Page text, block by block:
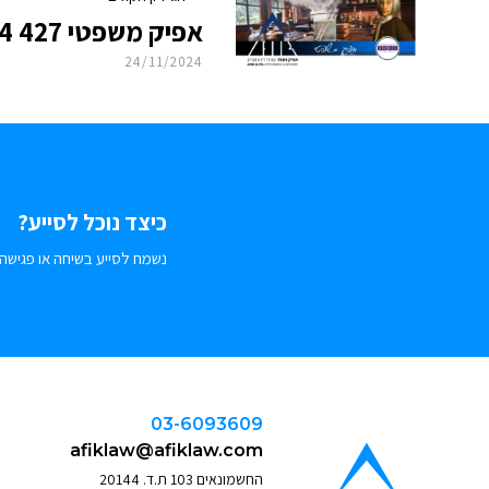
אפיק משפטי 427 27.11.2024
24/11/2024
כיצד נוכל לסייע?
נשמח לסייע בשיחה או
03-6093609
afiklaw@afiklaw.com
החשמונאים 103 ת.ד. 20144